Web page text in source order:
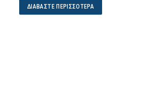
ΔΙΑΒΆΣΤΕ ΠΕΡΙΣΣΌΤΕΡΑ